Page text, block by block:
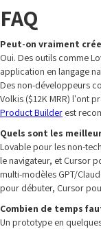
FAQ
Peut-on vraiment
Oui. Des outils comme
application en langage
Des non-développeurs
Volkis ($12K MRR) l'ont
Product Builder est
Quels sont les
Lovable pour les non-
le navigateur, et Cursor
multi-modèles GPT/
pour débuter, Cursor
Combien de temps
Un prototype en